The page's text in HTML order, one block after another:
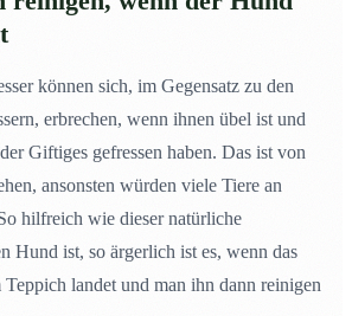
können sich, im Gegensatz zu den
erbrechen, wenn ihnen übel ist und
Giftiges gefressen haben. Das ist von
ansonsten würden viele Tiere an
hilfreich wie dieser natürliche
Hund ist, so ärgerlich ist es, wenn das
landet und man ihn dann reinigen